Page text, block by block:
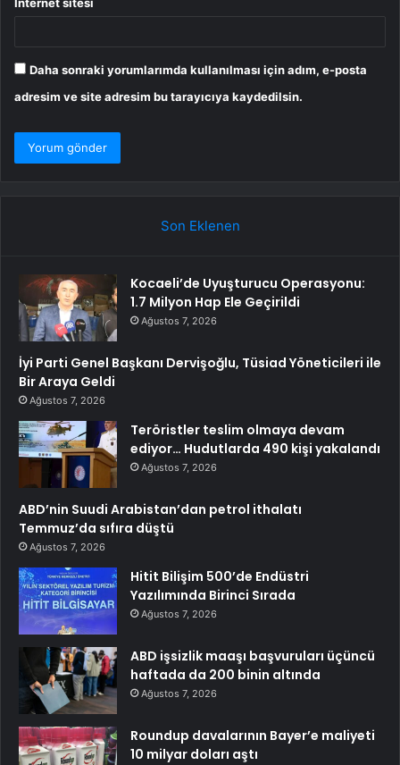
Daha sonraki yorumlarımda kullanılması için adım, e-posta
adresim ve site adresim bu tarayıcıya kaydedilsin.
Son Eklenen
Kocaeli’de Uyuşturucu Operasyonu:
1.7 Milyon Hap Ele Geçirildi
Ağustos 7, 2026
İyi Parti Genel Başkanı Dervişoğlu, Tüsiad Yöneticileri ile
Bir Araya Geldi
Ağustos 7, 2026
Teröristler teslim olmaya devam
ediyor… Hudutlarda 490 kişi yakalandı
Ağustos 7, 2026
ABD’nin Suudi Arabistan’dan petrol ithalatı
Temmuz’da sıfıra düştü
Ağustos 7, 2026
Hitit Bilişim 500’de Endüstri
Yazılımında Birinci Sırada
Ağustos 7, 2026
ABD işsizlik maaşı başvuruları üçüncü
haftada da 200 binin altında
Ağustos 7, 2026
Roundup davalarının Bayer’e maliyeti
10 milyar doları aştı